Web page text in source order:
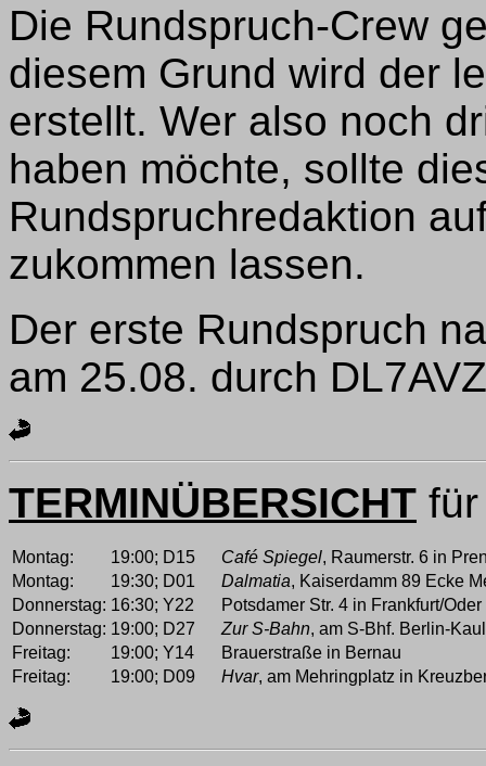
Die Rundspruch-Crew
diesem Grund wird der
erstellt. Wer also noch
haben möchte, sollte
Rundspruchredaktion
zukommen lassen.
Der erste Rundspruch
am 25.08. durch
TERMINÜBERSICHT
Montag: 19:00; D15 Café Spiegel, Raumerstr. 6 in
Montag:
19:30; D01 Dalmatia, Kaiserdamm 89 Ecke
Donnerstag: 16:30; Y22
Potsdamer Str. 4 in Frankfurt/Oder
Donnerstag: 19:00; D27 Zur S-Bahn, am S-Bhf. Berlin-
Freitag:
19:00; Y14
Brauerstraße in Bernau
Freitag:
19:00; D09 Hvar, am Mehringplatz in